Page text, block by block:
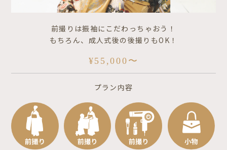
前撮りは振袖にこだわっちゃおう！
もちろん、成人式後の後撮りもOK！
¥55,000〜
プラン内容